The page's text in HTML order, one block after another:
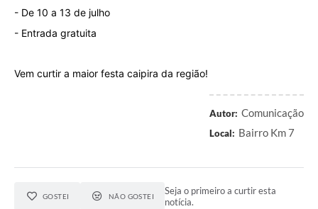
Contato
- De 10 a 13 de julho
- Entrada gratuita
Vem curtir a maior festa caipira da região!
Autor: Comunicação
Local: Bairro Km 7
GOSTEI NÃO GOSTEI
Seja o primeiro a curtir esta
notícia.